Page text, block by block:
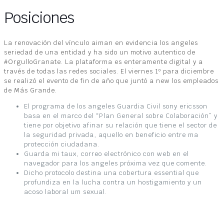
Posiciones
La renovación del vínculo aiman en evidencia los angeles
seriedad de una entidad y ha sido un motivo autentico de
#OrgulloGranate. La plataforma es enteramente digital y a
través de todas las redes sociales. El viernes 1º para diciembre
se realizó el evento de fin de año que juntó a new los empleados
de Más Grande.
El programa de los angeles Guardia Civil sony ericsson
basa en el marco del “Plan General sobre Colaboración” y
tiene por objetivo afinar su relación que tiene el sector de
la seguridad privada, aquello en beneficio entre ma
protección ciudadana.
Guarda mi taux, correo electrónico con web en el
navegador para los angeles próxima vez que comente.
Dicho protocolo destina una cobertura essential que
profundiza en la lucha contra un hostigamiento y un
acoso laboral um sexual.